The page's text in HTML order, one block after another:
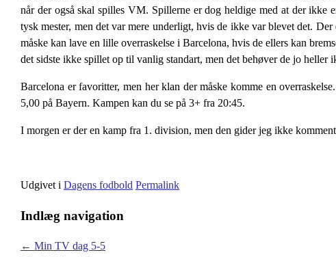
når der også skal spilles VM. Spillerne er dog heldige med at der
tysk mester, men det var mere underligt, hvis de ikke var blevet det.
måske kan lave en lille overraskelse i Barcelona, hvis de ellers kan
det sidste ikke spillet op til vanlig standart, men det behøver de jo
Barcelona er favoritter, men her klan der måske komme en
5,00 på Bayern. Kampen kan du se på 3+ fra 20:45.
I morgen er der en kamp fra 1. division, men den gider jeg ikke
Udgivet i Dagens fodbold Permalink
Indlæg navigation
← Min TV dag 5-5